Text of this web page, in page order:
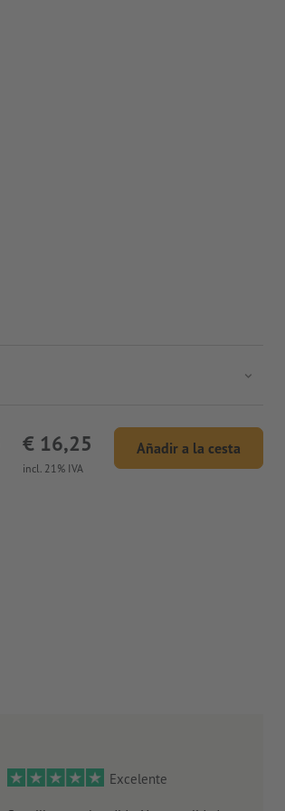
incl. 21% IVA
€ 16,25 Añadir a la cesta
Excelente